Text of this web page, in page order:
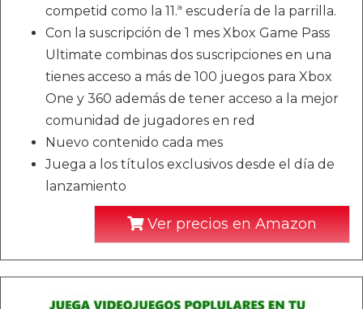
competid como la 11.ª escudería de la parrilla.
Con la suscripción de 1 mes Xbox Game Pass
Ultimate combinas dos suscripciones en una
tienes acceso a más de 100 juegos para Xbox
One y 360 además de tener acceso a la mejor
comunidad de jugadores en red
Nuevo contenido cada mes
Juega a los títulos exclusivos desde el día de
lanzamiento
Ver precios en Amazon